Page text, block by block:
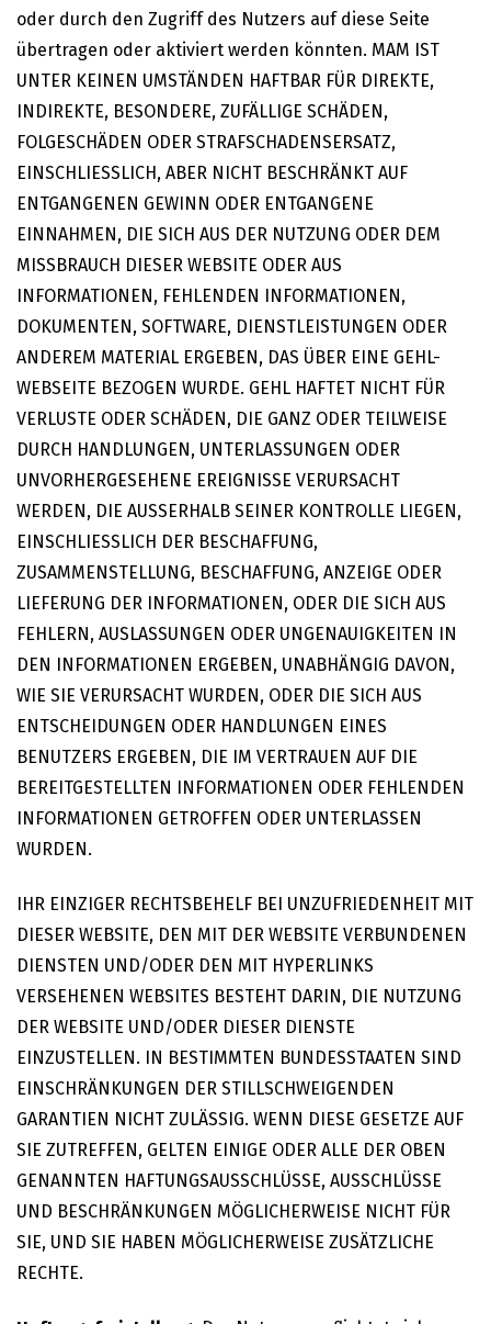
oder durch den Zugriff des Nutzers auf diese Seite
übertragen oder aktiviert werden könnten. MAM IST
UNTER KEINEN UMSTÄNDEN HAFTBAR FÜR DIREKTE,
INDIREKTE, BESONDERE, ZUFÄLLIGE SCHÄDEN,
FOLGESCHÄDEN ODER STRAFSCHADENSERSATZ,
EINSCHLIESSLICH, ABER NICHT BESCHRÄNKT AUF
ENTGANGENEN GEWINN ODER ENTGANGENE
EINNAHMEN, DIE SICH AUS DER NUTZUNG ODER DEM
MISSBRAUCH DIESER WEBSITE ODER AUS
INFORMATIONEN, FEHLENDEN INFORMATIONEN,
DOKUMENTEN, SOFTWARE, DIENSTLEISTUNGEN ODER
ANDEREM MATERIAL ERGEBEN, DAS ÜBER EINE GEHL-
WEBSEITE BEZOGEN WURDE. GEHL HAFTET NICHT FÜR
VERLUSTE ODER SCHÄDEN, DIE GANZ ODER TEILWEISE
DURCH HANDLUNGEN, UNTERLASSUNGEN ODER
UNVORHERGESEHENE EREIGNISSE VERURSACHT
WERDEN, DIE AUSSERHALB SEINER KONTROLLE LIEGEN,
EINSCHLIESSLICH DER BESCHAFFUNG,
ZUSAMMENSTELLUNG, BESCHAFFUNG, ANZEIGE ODER
LIEFERUNG DER INFORMATIONEN, ODER DIE SICH AUS
FEHLERN, AUSLASSUNGEN ODER UNGENAUIGKEITEN IN
DEN INFORMATIONEN ERGEBEN, UNABHÄNGIG DAVON,
WIE SIE VERURSACHT WURDEN, ODER DIE SICH AUS
ENTSCHEIDUNGEN ODER HANDLUNGEN EINES
BENUTZERS ERGEBEN, DIE IM VERTRAUEN AUF DIE
BEREITGESTELLTEN INFORMATIONEN ODER FEHLENDEN
INFORMATIONEN GETROFFEN ODER UNTERLASSEN
WURDEN.
IHR EINZIGER RECHTSBEHELF BEI UNZUFRIEDENHEIT MIT
DIESER WEBSITE, DEN MIT DER WEBSITE VERBUNDENEN
DIENSTEN UND/ODER DEN MIT HYPERLINKS
VERSEHENEN WEBSITES BESTEHT DARIN, DIE NUTZUNG
DER WEBSITE UND/ODER DIESER DIENSTE
EINZUSTELLEN. IN BESTIMMTEN BUNDESSTAATEN SIND
EINSCHRÄNKUNGEN DER STILLSCHWEIGENDEN
GARANTIEN NICHT ZULÄSSIG. WENN DIESE GESETZE AUF
SIE ZUTREFFEN, GELTEN EINIGE ODER ALLE DER OBEN
GENANNTEN HAFTUNGSAUSSCHLÜSSE, AUSSCHLÜSSE
UND BESCHRÄNKUNGEN MÖGLICHERWEISE NICHT FÜR
SIE, UND SIE HABEN MÖGLICHERWEISE ZUSÄTZLICHE
RECHTE.